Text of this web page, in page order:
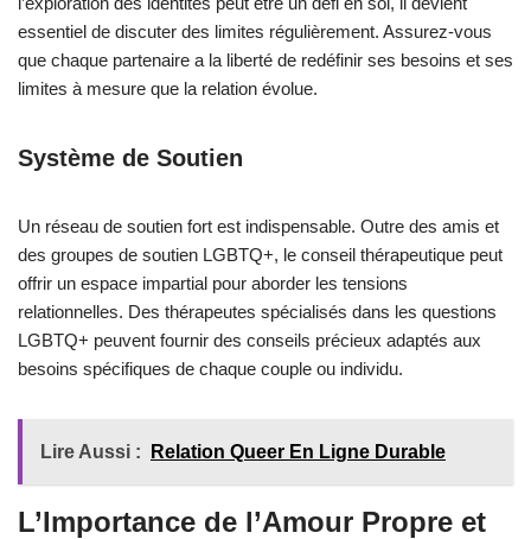
essentiel de discuter des limites régulièrement. Assurez-vous
que chaque partenaire a la liberté de redéfinir ses besoins et ses
limites à mesure que la relation évolue.
Système de Soutien
Un réseau de soutien fort est indispensable. Outre des amis et
des groupes de soutien LGBTQ+, le conseil thérapeutique peut
offrir un espace impartial pour aborder les tensions
relationnelles. Des thérapeutes spécialisés dans les questions
LGBTQ+ peuvent fournir des conseils précieux adaptés aux
besoins spécifiques de chaque couple ou individu.
Lire Aussi : Relation Queer En Ligne Durable
L’Importance de l’Amour Propre et